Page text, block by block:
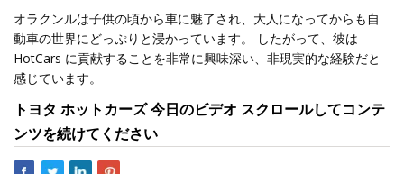
オラクンルは子供の頃から車に魅了され、大人になってからも自
動車の世界にどっぷりと浸かっています。 したがって、彼は
HotCars に貢献することを非常に興味深い、非現実的な経験だと
感じています。
トヨタ ホットカーズ 今日のビデオ スクロールしてコンテ
ンツを続けてください